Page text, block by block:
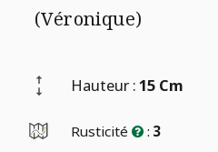
(Véronique)
Hauteur :15 Cm
Rusticité : 3